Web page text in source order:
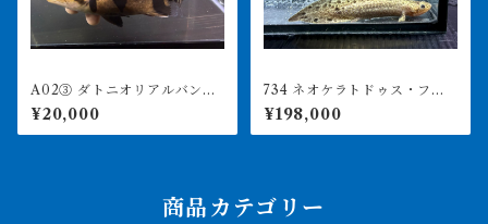
A02③ ダトニオリアルバン
ド 17㎝前後 買取個体
¥20,000
734 ネオケラトドゥス・フォ
ルステリ 17㎝前後 ブリス
ベンリバー 証明書あり 231
0
¥198,000
商品カテゴリー